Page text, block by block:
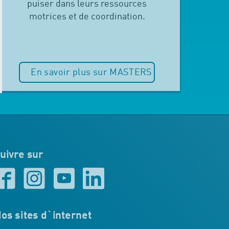
puiser dans leurs ressources
motrices et de coordination.
En savoir plus sur MASTERS
sur
sites d`internet